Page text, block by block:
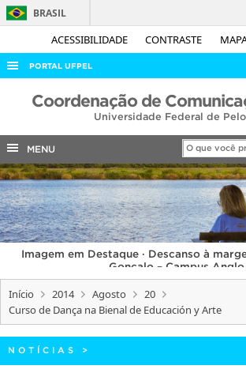
ACESSIBILIDADE CONTRASTE
BRASIL
Acesso
PORTAL UFPEL
ACESSO À INFORMAÇÃO
COBALTO
CONCURSOS
EDITAIS
INTERNACIONAL
OUVIDORIA
PORTARIAS
TELEFONES
Coordenação de
Universidade Federal de
MENU
Imagem em Destaque · Descanso à
Gonçalo – Campus Anglo
Início 2014 Agosto
20
Curso de Dança na Bienal de Educación y Arte
NOTÍCIAS >